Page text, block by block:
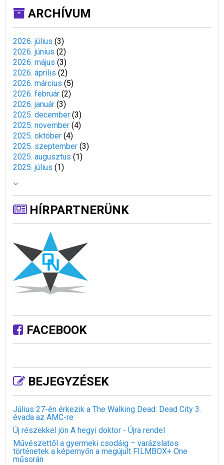
ARCHÍVUM
2026. július (3)
2026. június (2)
2026. május (3)
2026. április (2)
2026. március (5)
2026. február (2)
2026. január (3)
2025. december (3)
2025. november (4)
2025. október (4)
2025. szeptember (3)
2025. augusztus (1)
2025. július (1)
HÍRPARTNERÜNK
FACEBOOK
BEJEGYZÉSEK
Július 27-én érkezik a The Walking Dead: Dead City 3.
évada az AMC-re
Új részekkel jön A hegyi doktor - Újra rendel
Művészettől a gyermeki csodáig – varázslatos
történetek a képernyőn a megújult FILMBOX+ One
műsorán